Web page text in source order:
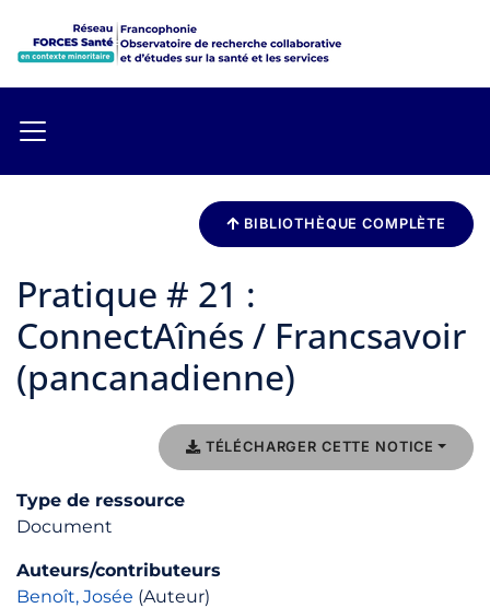
BIBLIOTHÈQUE COMPLÈTE
Pratique # 21 :
ConnectAînés / Francsavoir
(pancanadienne)
TÉLÉCHARGER CETTE NOTICE
Type de ressource
Document
Auteurs/contributeurs
Benoît, Josée (Auteur)